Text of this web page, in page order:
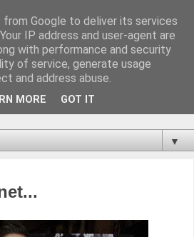
chemin susceptible de nous faire
vérité, utilisons la par des moyens
Le temps qu'on remplisse nos
▼
Google to deliver its services
IP address and user-agent are
with performance and security
of service, generate usage
and address abuse.
MORE GOT IT